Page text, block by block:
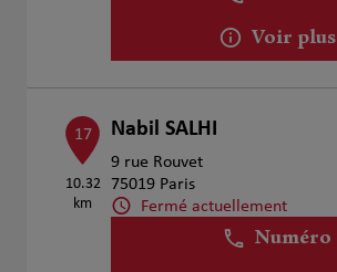
Voir plus
17
10.32
km
Nabil SALHI
9 rue Rouvet
75019 Paris
Fermé actuellement
Numéro